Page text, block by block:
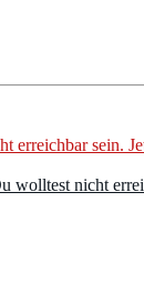
wolltest nicht